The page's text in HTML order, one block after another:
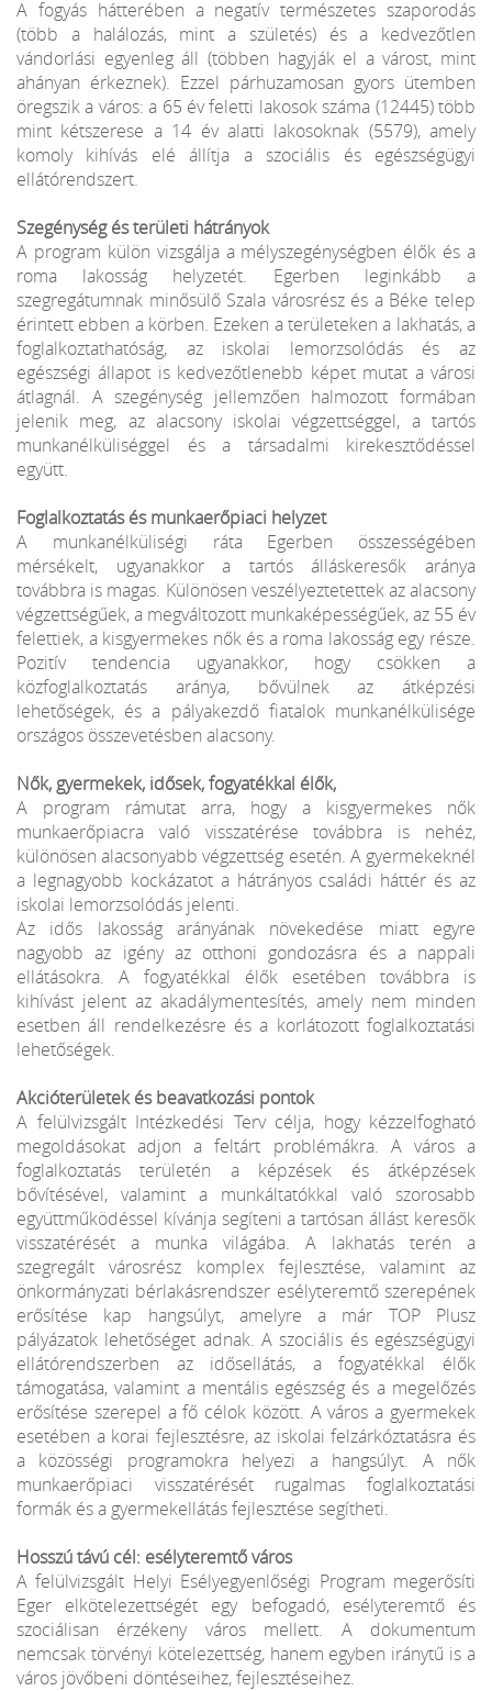
A fogyás hátterében a negatív természetes szaporodás
(több a halálozás, mint a születés) és a kedvezőtlen
vándorlási egyenleg áll (többen hagyják el a várost, mint
ahányan érkeznek). Ezzel párhuzamosan gyors ütemben
öregszik a város: a 65 év feletti lakosok száma (12445) több
mint kétszerese a 14 év alatti lakosoknak (5579), amely
komoly kihívás elé állítja a szociális és egészségügyi
ellátórendszert.
Szegénység és területi hátrányok
A program külön vizsgálja a mélyszegénységben élők és a
roma lakosság helyzetét. Egerben leginkább a
szegregátumnak minősülő Szala városrész és a Béke telep
érintett ebben a körben. Ezeken a területeken a lakhatás, a
foglalkoztathatóság, az iskolai lemorzsolódás és az
egészségi állapot is kedvezőtlenebb képet mutat a városi
átlagnál. A szegénység jellemzően halmozott formában
jelenik meg, az alacsony iskolai végzettséggel, a tartós
munkanélküliséggel és a társadalmi kirekesztődéssel
együtt.
Foglalkoztatás és munkaerőpiaci helyzet
A munkanélküliségi ráta Egerben összességében
mérsékelt, ugyanakkor a tartós álláskeresők aránya
továbbra is magas. Különösen veszélyeztetettek az alacsony
végzettségűek, a megváltozott munkaképességűek, az 55 év
felettiek, a kisgyermekes nők és a roma lakosság egy része.
Pozitív tendencia ugyanakkor, hogy csökken a
közfoglalkoztatás aránya, bővülnek az átképzési
lehetőségek, és a pályakezdő fiatalok munkanélkülisége
országos összevetésben alacsony.
Nők, gyermekek, idősek, fogyatékkal élők,
A program rámutat arra, hogy a kisgyermekes nők
munkaerőpiacra való visszatérése továbbra is nehéz,
különösen alacsonyabb végzettség esetén. A gyermekeknél
a legnagyobb kockázatot a hátrányos családi háttér és az
iskolai lemorzsolódás jelenti.
Az idős lakosság arányának növekedése miatt egyre
nagyobb az igény az otthoni gondozásra és a nappali
ellátásokra. A fogyatékkal élők esetében továbbra is
kihívást jelent az akadálymentesítés, amely nem minden
esetben áll rendelkezésre és a korlátozott foglalkoztatási
lehetőségek.
Akcióterületek és beavatkozási pontok
A felülvizsgált Intézkedési Terv célja, hogy kézzelfogható
megoldásokat adjon a feltárt problémákra. A város a
foglalkoztatás területén a képzések és átképzések
bővítésével, valamint a munkáltatókkal való szorosabb
együttműködéssel kívánja segíteni a tartósan állást keresők
visszatérését a munka világába. A lakhatás terén a
szegregált városrész komplex fejlesztése, valamint az
önkormányzati bérlakásrendszer esélyteremtő szerepének
erősítése kap hangsúlyt, amelyre a már TOP Plusz
pályázatok lehetőséget adnak. A szociális és egészségügyi
ellátórendszerben az idősellátás, a fogyatékkal élők
támogatása, valamint a mentális egészség és a megelőzés
erősítése szerepel a fő célok között. A város a gyermekek
esetében a korai fejlesztésre, az iskolai felzárkóztatásra és
a közösségi programokra helyezi a hangsúlyt. A nők
munkaerőpiaci visszatérését rugalmas foglalkoztatási
formák és a gyermekellátás fejlesztése segítheti.
Hosszú távú cél: esélyteremtő város
A felülvizsgált Helyi Esélyegyenlőségi Program megerősíti
Eger elkötelezettségét egy befogadó, esélyteremtő és
szociálisan érzékeny város mellett. A dokumentum
nemcsak törvényi kötelezettség, hanem egyben iránytű is a
város jövőbeni döntéseihez, fejlesztéseihez.